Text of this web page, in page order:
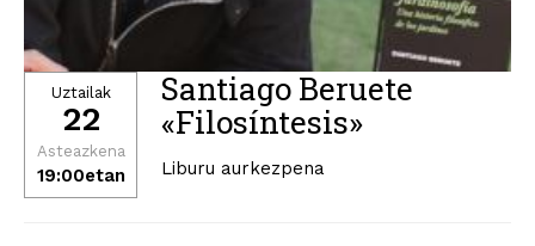
Uztailak
22
Asteazkena
19:00etan
Santiago Beruete
«Filosíntesis»
Liburu aurkezpena